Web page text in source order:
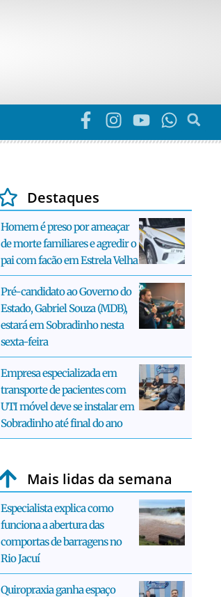
Destaques
Homem é preso por ameaçar
de morte familiares e agredir o
pai com facão em Estrela Velha
Pré-candidato ao Governo do
Estado, Gabriel Souza (MDB),
estará em Sobradinho nesta
sexta-feira
Empresa especializada em
transporte de pacientes com
UTI móvel deve se instalar em
Sobradinho até final do ano
Mais lidas da semana
Especialista explica como
funciona a abertura das
comportas de barragens no
Rio Jacuí
Quiropraxia ganha espaço